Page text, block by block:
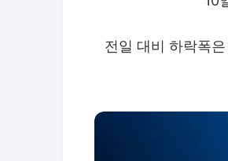
전일 대비 하락폭